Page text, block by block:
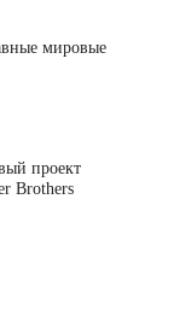
мировые
проект
Brothers